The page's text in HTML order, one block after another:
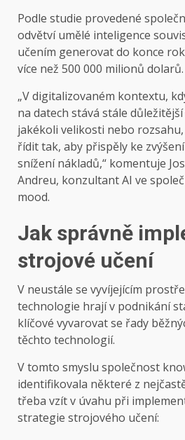
Podle studie provedené
odvětví umělé inteligence
učením generovat do konce
více než 500 000 milionů dolarů.
„V digitalizovaném kontextu,
na datech stává stále
jakékoli velikosti nebo rozsahu,
řídit tak, aby přispěly ke
snížení nákladů,“ komentuje
Andreu, konzultant AI ve
mood.
Jak správně
strojové učení
V neustále se vyvíjejícím
technologie hrají v podnikání
klíčové vyvarovat se řady
těchto technologií.
V tomto smyslu společnost
identifikovala některé z
třeba vzít v úvahu při
strategie strojového učení: